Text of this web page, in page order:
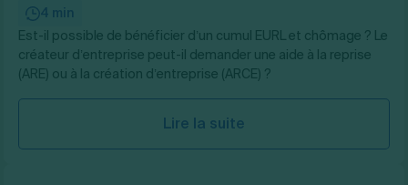
4 min
Est-il possible de bénéficier d’un cumul EURL et chômage ? Le
créateur d’entreprise peut-il demander une aide à la reprise
(ARE) ou à la création d’entreprise (ARCE) ?
Lire la suite